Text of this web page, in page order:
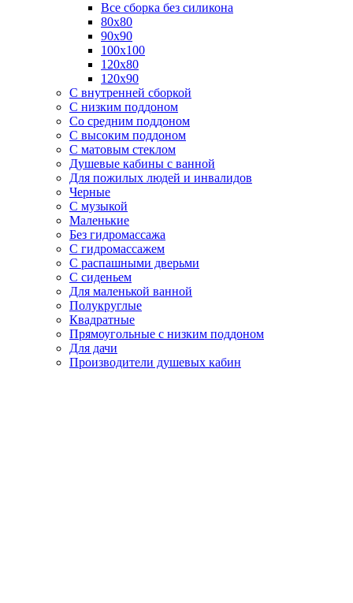
Все сборка без силикона
80х80
90х90
100х100
120х80
120х90
С внутренней сборкой
C низким поддоном
Со средним поддоном
С высоким поддоном
С матовым стеклом
Душевые кабины с ванной
Для пожилых людей и инвалидов
Черные
С музыкой
Маленькие
Без гидромассажа
С гидромассажем
С распашными дверьми
С сиденьем
Для маленькой ванной
Полукруглые
Квадратные
Прямоугольные с низким поддоном
Для дачи
Производители душевых кабин